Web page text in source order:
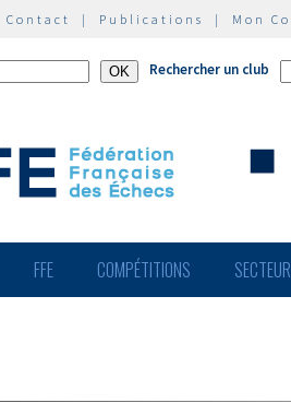
Contact | Publications | Mon
Rechercher un club
FFE COMPÉTITIONS